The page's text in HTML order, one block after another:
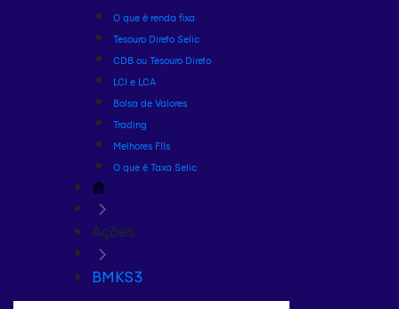
O que é renda fixa
Tesouro Direto Selic
CDB ou Tesouro Direto
LCI e LCA
Bolsa de Valores
Trading
Melhores FIIs
O que é Taxa Selic
Ações
BMKS3